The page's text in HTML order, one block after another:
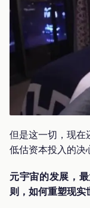
但是这一切，现在
低估资本投入的决
元宇宙的发展，
则，如何重塑现